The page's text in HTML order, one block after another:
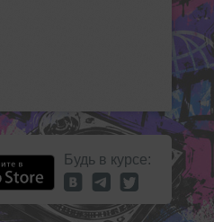
Будь в курсе: